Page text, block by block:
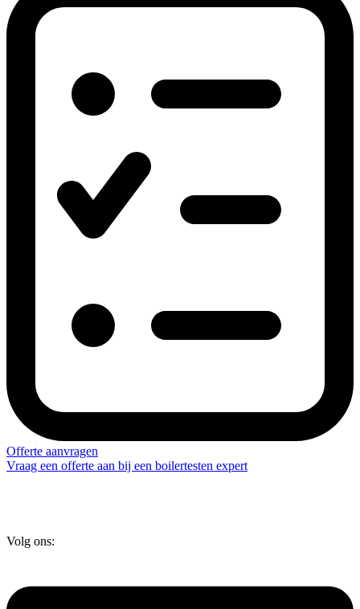
Offerte aanvragen
Vraag een offerte aan bij een boilertesten expert
Volg ons: